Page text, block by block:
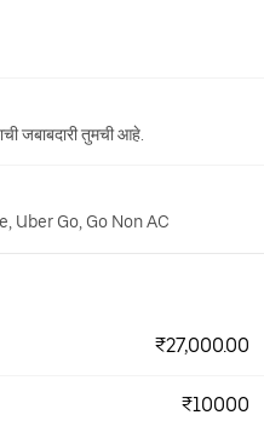
जबाबदारी तुमची आहे.
Uber Go, Go Non AC
₹27,000.00
₹10000